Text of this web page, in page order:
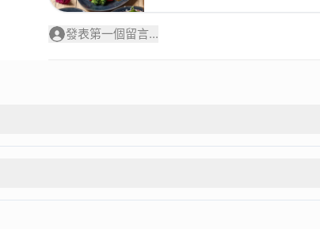
發表第一個留言...